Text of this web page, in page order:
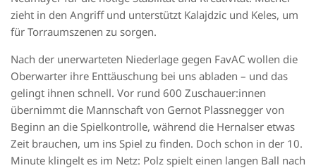
zieht in den Angriff und unterstützt Kalajdzic und Keles, um
für Torraumszenen zu sorgen.
Nach der unerwarteten Niederlage gegen FavAC wollen die
Oberwarter ihre Enttäuschung bei uns abladen – und das
gelingt ihnen schnell. Vor rund 600 Zuschauer:innen
übernimmt die Mannschaft von Gernot Plassnegger von
Beginn an die Spielkontrolle, während die Hernalser etwas
Zeit brauchen, um ins Spiel zu finden. Doch schon in der 10.
Minute klingelt es im Netz: Polz spielt einen langen Ball nach